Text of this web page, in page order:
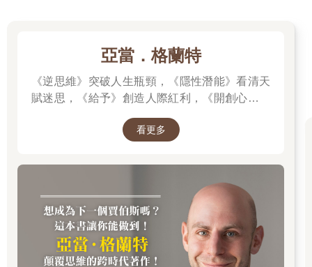
亞當．格蘭特
《逆思維》突破人生瓶頸，《隱性潛能》看清天
賦迷思，《給予》創造人際紅利，《開創心態》
看更多